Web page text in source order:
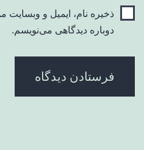
ذخیره نام، ایمیل و وبسایت
دوباره دیدگاهی می‌نویسم.